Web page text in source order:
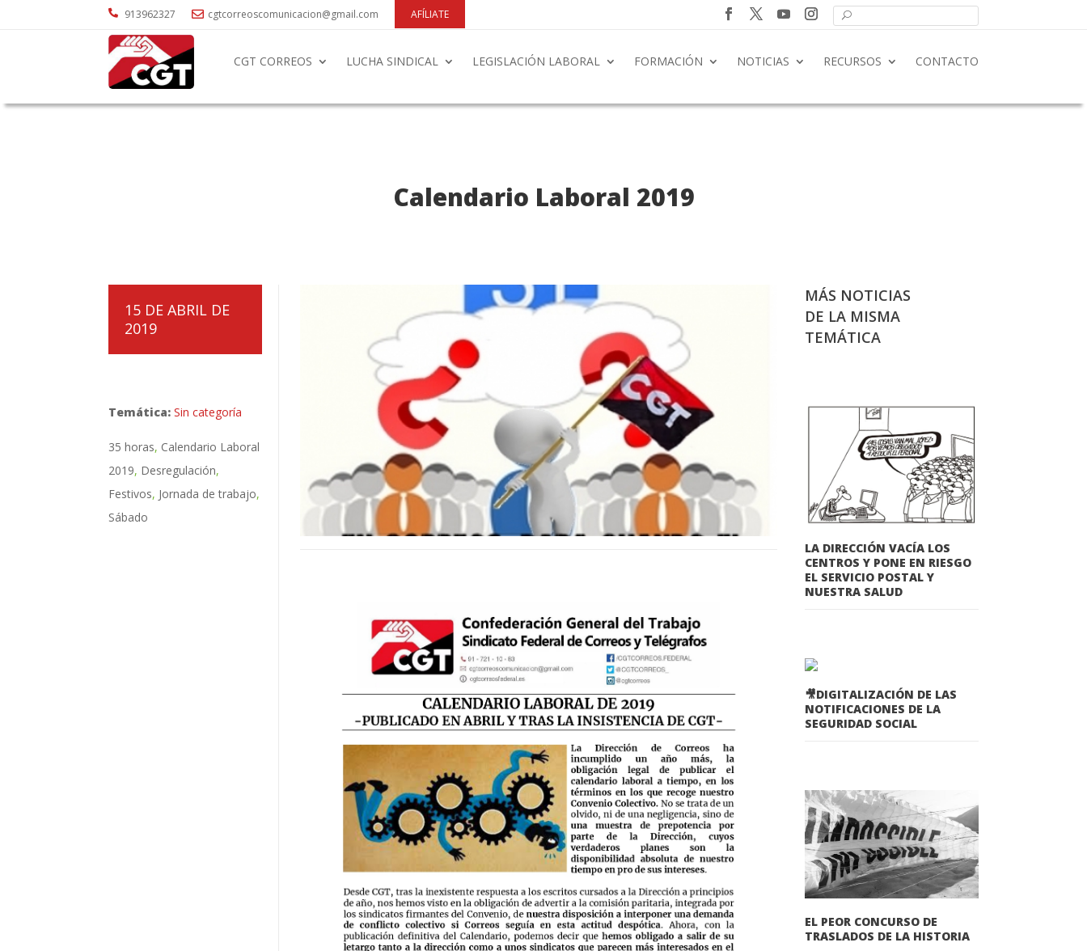
 913962327  cgtcorreoscomunicacion@gmail.com AFÍLIATE
CGT CORREOS LUCHA SINDICAL LEGISLACIÓN LABORAL FORMACIÓN NOTICIAS RECURSOS CONTACTO
Calendario Laboral 2019
15 DE ABRIL DE
2019
Temática:Sin categoría
35 horas Calendario Laboral
2019 Desregulación
Festivos Jornada de trabajo
Sábado
MÁS NOTICIAS
DE LA MISMA
TEMÁTICA
LA DIRECCIÓN VACÍA LOS
CENTROS Y PONE EN RIESGO
EL SERVICIO POSTAL Y
NUESTRA SALUD
🎥DIGITALIZACIÓN DE LAS
NOTIFICACIONES DE LA
SEGURIDAD SOCIAL
EL PEOR CONCURSO DE
TRASLADOS DE LA HISTORIA